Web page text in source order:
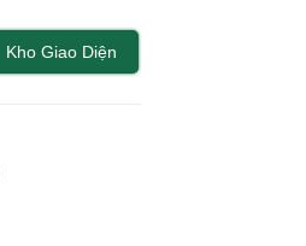
Kho Giao Diện